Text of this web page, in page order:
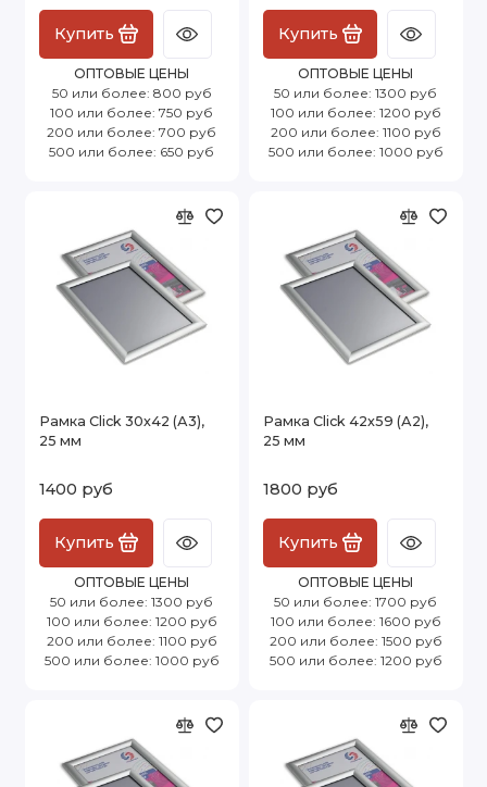
Купить
ОПТОВЫЕ ЦЕНЫ
50 или более: 800 руб
100 или более: 750 руб
200 или более: 700 руб
500 или более: 650 руб
Купить
ОПТОВЫЕ ЦЕНЫ
50 или более: 1300 руб
100 или более: 1200 руб
200 или более: 1100 руб
500 или более: 1000 руб
Рамка Click 30х42 (А3),
25 мм
1400 руб
Купить
ОПТОВЫЕ ЦЕНЫ
50 или более: 1300 руб
100 или более: 1200 руб
200 или более: 1100 руб
500 или более: 1000 руб
Рамка Click 42х59 (А2),
25 мм
1800 руб
Купить
ОПТОВЫЕ ЦЕНЫ
50 или более: 1700 руб
100 или более: 1600 руб
200 или более: 1500 руб
500 или более: 1200 руб